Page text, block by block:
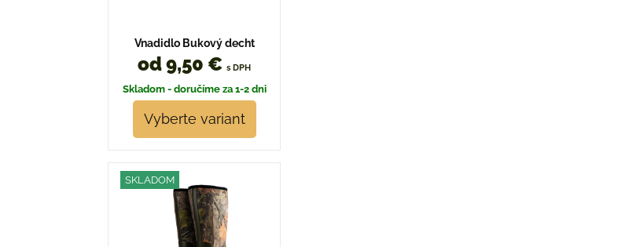
Vnadidlo Bukový decht
od 9,50 € s DPH
Skladom - doručíme za 1-2 dni
Vyberte variant
SKLADOM